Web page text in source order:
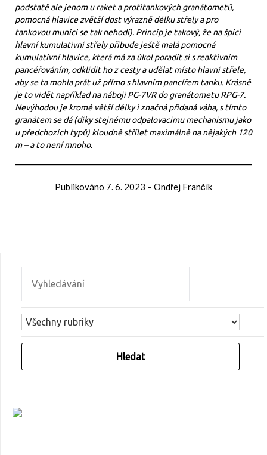
podstatě ale jenom u raket a protitankových granátometů,
pomocná hlavice zvětší dost výrazně délku střely a pro
tankovou munici se tak nehodí). Princip je takový, že na špici
hlavní kumulativní střely přibude ještě malá pomocná
kumulativní hlavice, která má za úkol poradit si s reaktivním
pancéřováním, odklidit ho z cesty a udělat místo hlavní střele,
aby se ta mohla prát už přímo s hlavním pancířem tanku. Krásně
je to vidět například na náboji PG-7VR do granátometu RPG-7.
Nevýhodou je kromě větší délky i značná přidaná váha, s tímto
granátem se dá (díky stejnému odpalovacímu mechanismu jako
u předchozích typů) kloudně střílet maximálně na nějakých 120
m – a to není mnoho.
Publikováno 7. 6. 2023 – Ondřej Frančík